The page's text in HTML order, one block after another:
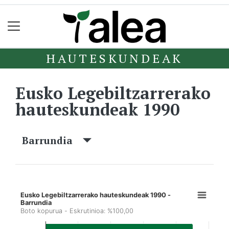
HAUTESKUNDEAK
Eusko Legebiltzarrerako
hauteskundeak 1990
Barrundia
Eusko Legebiltzarrerako hauteskundeak 1990 -
Barrundia
Boto kopurua - Eskrutinioa: %100,00